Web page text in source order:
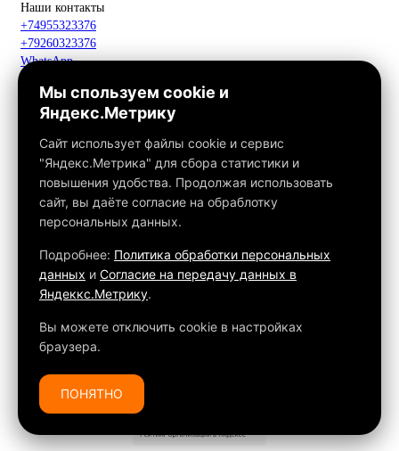
Наши контакты
+74955323376
+79260323376
WhatsApp
Макс
info@fox-kamin.ru
Наш адрес
Московская область, г. Павловский Посад, дер. Фатеево, д. 3П,
офис 113
Работаем с 10:00 до 18:00
Связаться с нами
Обращаем ваше внимание на то, что данный интернет-сайт, а
также вся информация о товарах и ценах, предоставленная на
нём, носит исключительно информационный характер и ни при
каких условиях не является публичной офертой, определяемой
положениями Статьи 437 ГК РФ.
Мы спользуем cookie и
Яндекс.Метрику
Сайт использует файлы cookie и сервис
"Яндекс.Метрика" для сбора статистики и
повышения удобства. Продолжая использовать
сайт, вы даёте согласие на обраблотку
персональных данных.
Подробнее: Политика обработки персональных
данных и Согласие на передачу данных в
Яндеккс.Метрику.
Вы можете отключить cookie в настройках
браузера.
ПОНЯТНО